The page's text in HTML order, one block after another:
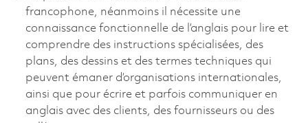
francophone, néanmoins il nécessite une
connaissance fonctionnelle de l’anglais pour lire et
comprendre des instructions spécialisées, des
plans, des dessins et des termes techniques qui
peuvent émaner d’organisations internationales,
ainsi que pour écrire et parfois communiquer en
anglais avec des clients, des fournisseurs ou des